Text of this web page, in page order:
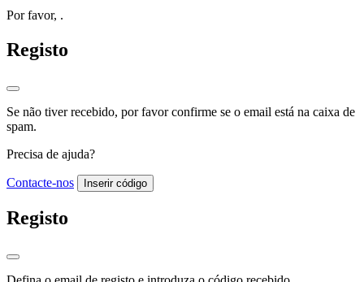
Por favor, .
Registo
Se não tiver recebido, por favor confirme se o email está na caixa de
spam.
Precisa de ajuda?
Contacte-nos Inserir código
Registo